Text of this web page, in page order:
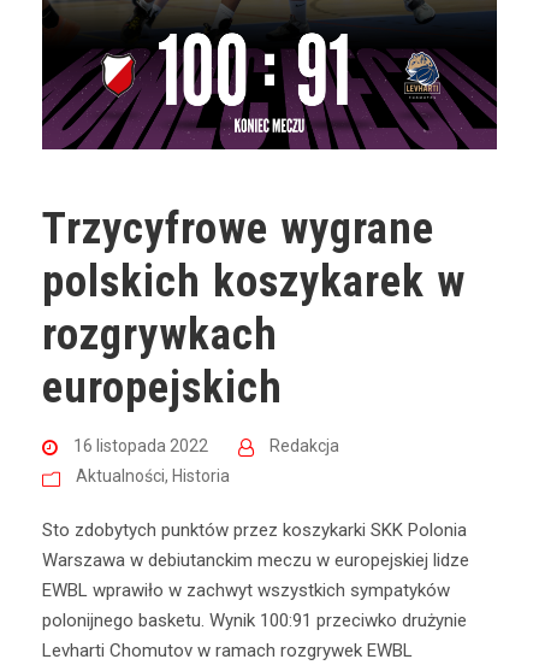
Trzycyfrowe wygrane
polskich koszykarek w
rozgrywkach
europejskich
16 listopada 2022
Redakcja
Aktualności, Historia
Sto zdobytych punktów przez koszykarki SKK Polonia
Warszawa w debiutanckim meczu w europejskiej lidze
EWBL wprawiło w zachwyt wszystkich sympatyków
polonijnego basketu. Wynik 100:91 przeciwko drużynie
Levharti Chomutov w ramach rozgrywek EWBL